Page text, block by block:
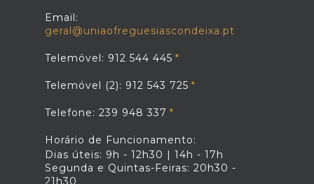
Email:
geral@uniaofreguesiascondeixa.pt
Telemóvel: 912 544 445
Telemóvel (2): 912 543 725
Telefone: 239 948 337
Horário de Funcionamento:
Dias úteis: 9h - 12h30 | 14h - 17h
Segunda e Quintas-Feiras: 20h30 -
21h30